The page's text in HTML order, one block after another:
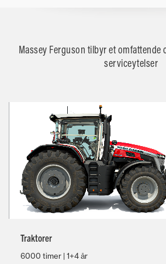
Massey Ferguson tilbyr et omfattende
serviceytelser
Traktorer
6000 timer | 1+4 år